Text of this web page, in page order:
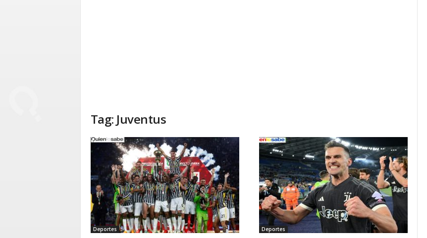
Tag: Juventus
Deportes Deportes